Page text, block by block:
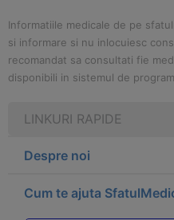
Informatiile medicale de pe
si informare si nu inlocuiesc
recomandat sa consultati fie
disponibili in sistemul de
LINKURI RAPIDE
Despre noi
Cum te ajuta